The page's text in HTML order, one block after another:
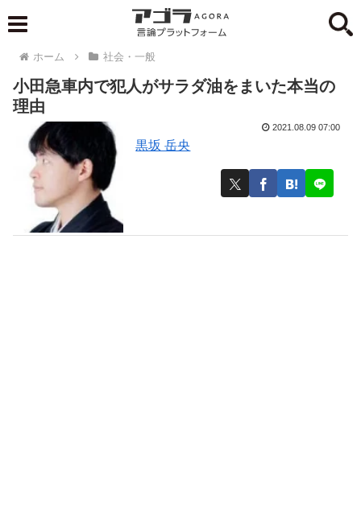
ホーム 社会・一般
小田急車内で犯人がサラダ油をまいた本当の
理由
黒坂 岳央
2021.08.09 07:00